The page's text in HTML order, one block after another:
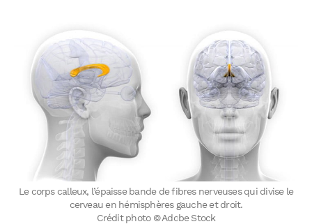
Le corps calleux, l’épaisse bande de fibres nerveuses qui divise le
cerveau en hémisphères gauche et droit.
Crédit photo © Adobe Stock